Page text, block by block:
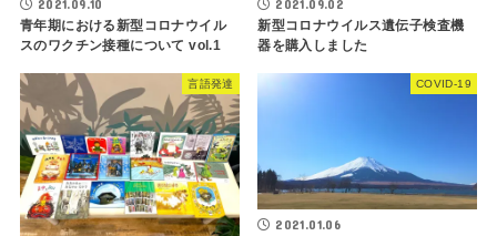
2021.09.10
青年期における新型コロナウイル
スのワクチン接種について vol.1
2021.09.02
新型コロナウイルス遺伝子検査機
器を購入しました
言語発達 COVID-19
2021.01.06